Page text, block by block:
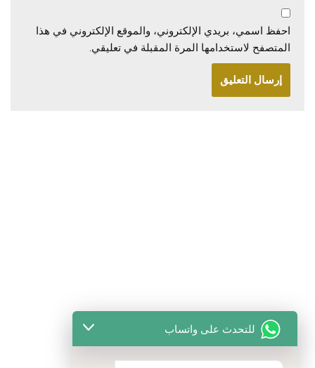
احفظ اسمي، بريدي الإلكتروني، والموقع الإلكتروني في هذا
المتصفح لاستخدامها المرة المقبلة في تعليقي.
للتحدث على واتساب